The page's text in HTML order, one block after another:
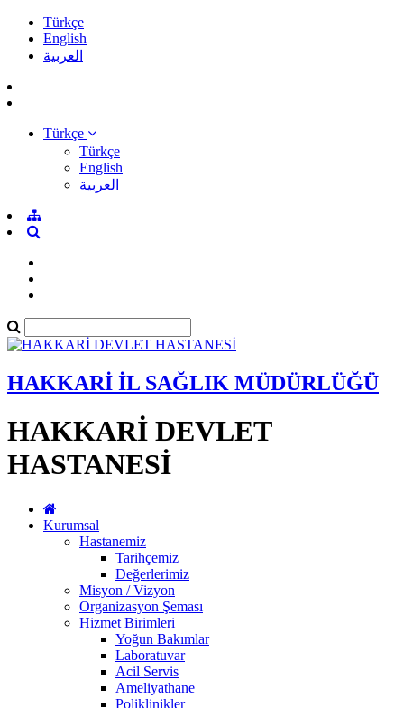
Türkçe
English
العربية
Türkçe
Türkçe
English
العربية
HAKKARİ İL SAĞLIK MÜDÜRLÜĞÜ
HAKKARİ DEVLET
HASTANESİ
Kurumsal
Hastanemiz
Tarihçemiz
Değerlerimiz
Misyon / Vizyon
Organizasyon Şeması
Hizmet Birimleri
Yoğun Bakımlar
Laboratuvar
Acil Servis
Ameliyathane
Poliklinikler